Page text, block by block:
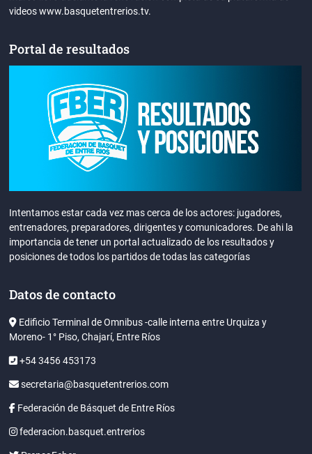
videos www.basquetentrerios.tv.
Portal de resultados
Intentamos estar cada vez mas cerca de los actores: jugadores,
entrenadores, preparadores, dirigentes y comunicadores. De ahi la
importancia de tener un portal actualizado de los resultados y
posiciones de todos los partidos de todas las categorías
Datos de contacto
Edificio Terminal de Omnibus -calle interna entre Urquiza y
Moreno- 1° Piso, Chajarí, Entre Ríos
+54 3456 453173
secretaria@basquetentrerios.com
Federación de Básquet de Entre Ríos
federacion.basquet.entrerios